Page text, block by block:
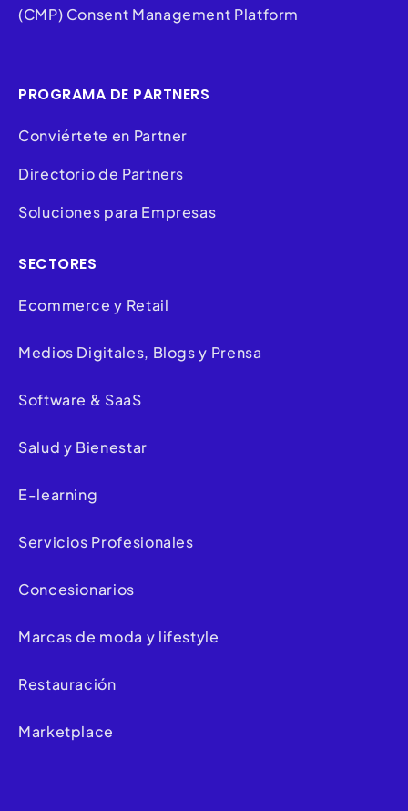
(CMP) Consent Management Platform
PROGRAMA DE PARTNERS
Conviértete en Partner
Directorio de Partners
Soluciones para Empresas
SECTORES
Ecommerce y Retail
Medios Digitales, Blogs y Prensa
Software & SaaS
Salud y Bienestar
E-learning
Servicios Profesionales
Concesionarios
Marcas de moda y lifestyle
Restauración
Marketplace